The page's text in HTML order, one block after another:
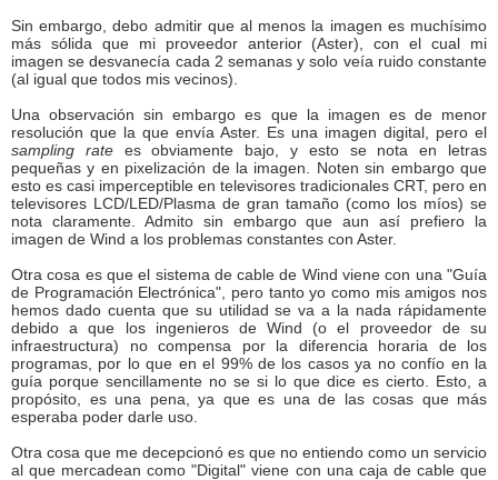
Sin embargo, debo admitir que al menos la imagen es muchísimo
más sólida que mi proveedor anterior (Aster), con el cual mi
imagen se desvanecía cada 2 semanas y solo veía ruido constante
(al igual que todos mis vecinos).
Una observación sin embargo es que la imagen es de menor
resolución que la que envía Aster. Es una imagen digital, pero el
sampling ratees obviamente bajo, y esto se nota en letras
pequeñas y en pixelización de la imagen. Noten sin embargo que
esto es casi imperceptible en televisores tradicionales CRT, pero en
televisores LCD/LED/Plasma de gran tamaño (como los míos) se
nota claramente. Admito sin embargo que aun así prefiero la
imagen de Wind a los problemas constantes con Aster.
Otra cosa es que el sistema de cable de Wind viene con una "Guía
de Programación Electrónica", pero tanto yo como mis amigos nos
hemos dado cuenta que su utilidad se va a la nada rápidamente
debido a que los ingenieros de Wind (o el proveedor de su
infraestructura) no compensa por la diferencia horaria de los
programas, por lo que en el 99% de los casos ya no confío en la
guía porque sencillamente no se si lo que dice es cierto. Esto, a
propósito, es una pena, ya que es una de las cosas que más
esperaba poder darle uso.
Otra cosa que me decepcionó es que no entiendo como un servicio
al que mercadean como "Digital" viene con una caja de cable que